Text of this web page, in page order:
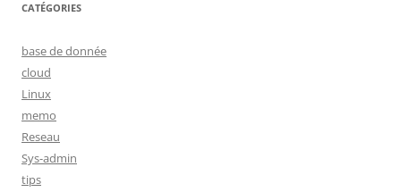
CATÉGORIES
base de donnée
cloud
Linux
memo
Reseau
Sys-admin
tips